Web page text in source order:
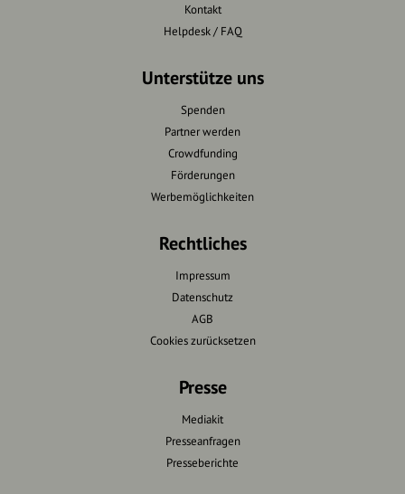
Kontakt
Helpdesk / FAQ
Unterstütze uns
Spenden
Partner werden
Crowdfunding
Förderungen
Werbemöglichkeiten
Rechtliches
Impressum
Datenschutz
AGB
Cookies zurücksetzen
Presse
Mediakit
Presseanfragen
Presseberichte